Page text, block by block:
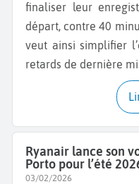
finaliser leur
départ, contre 40
veut ainsi simplifier
retards de dernière
Ryanair lance son
Porto pour l’été
03/02/2026